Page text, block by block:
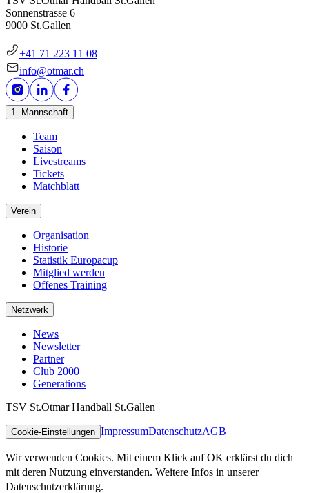
Sonnenstrasse 6
9000 St.Gallen
+41 71 223 11 08
info@otmar.ch
1. Mannschaft
Team
Saison
Livestreams
Tickets
Matchblatt
Verein
Organisation
Historie
Statistik Europacup
Mitglied werden
Offenes Training
Netzwerk
News
Newsletter
Partner
Club 2000
Generations
TSV St.Otmar Handball St.Gallen
Cookie-Einstellungen ImpressumDatenschutzAGB
Wir verwenden Cookies. Mit einem Klick auf OK erklärst du dich
mit deren Nutzung einverstanden. Weitere Infos in unserer
Datenschutzerklärung.